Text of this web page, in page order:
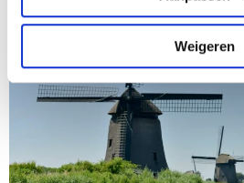
Weigeren